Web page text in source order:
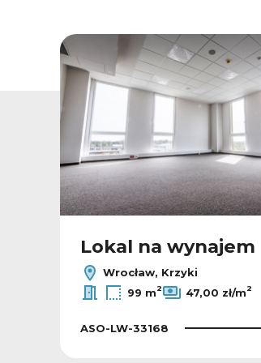
do ulubionych
Lokal na wynajem
Wrocław, Krzyki
99 m2 47,00 zł/m2
ASO-LW-33168